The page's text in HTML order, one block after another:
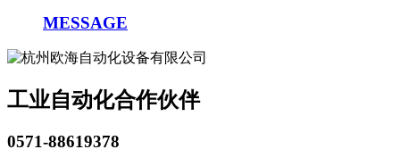
MESSAGE
工业自动化合作伙伴
0571-88619378